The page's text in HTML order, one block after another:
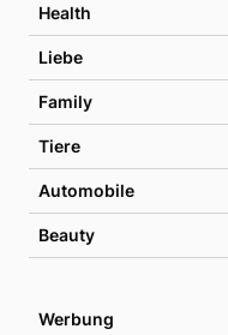
Health
Liebe
Family
Tiere
Automobile
Beauty
Werbung